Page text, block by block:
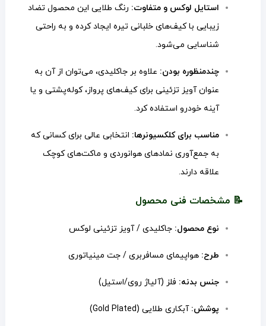
استایل لوکس و متفاوت: رنگ طلایی این محصول تضاد
زیبایی با کیف‌های خلبانی تیره ایجاد کرده و به راحتی
شناسایی می‌شود.
چندمنظوره بودن: علاوه بر جاکلیدی، می‌توان از آن به
عنوان آویز تزئینی برای کیف‌های پرواز، کوله‌پشتی و یا
آینه خودرو استفاده کرد.
مناسب برای کلکسیونرها: انتخابی عالی برای کسانی که
به جمع‌آوری نمادهای هوانوردی و ماکت‌های کوچک
علاقه دارند.
📝 مشخصات فنی محصول
نوع محصول: جاکلیدی / آویز تزئینی لوکس
طرح: هواپیمای مسافربری / جت مینیاتوری
جنس بدنه: فلز (آلیاژ روی/استیل)
پوشش: آبکاری طلایی (Gold Plated)